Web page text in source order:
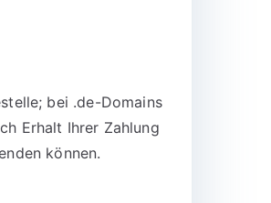
bei .de-Domains
Erhalt Ihrer Zahlung
können.